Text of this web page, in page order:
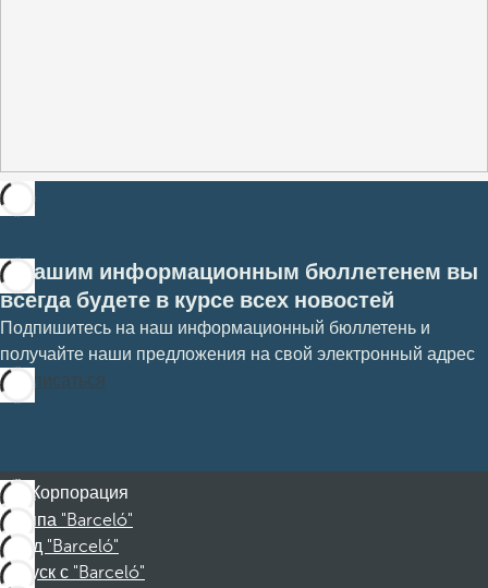
С нашим информационным бюллетенем вы
всегда будете в курсе всех новостей
Подпишитесь на наш информационный бюллетень и
получайте наши предложения на свой электронный адрес
Подписаться
Корпорация
Группа "Barceló"
Фонд "Barceló"
Отпуск с "Barceló"